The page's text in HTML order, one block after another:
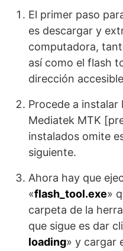
El primer paso
es descargar y
computadora,
así como el flash
dirección
Procede a instalar
Mediatek MTK
instalados omite
siguiente.
Ahora hay que
«flash_tool.exe»
carpeta de la
que sigue es dar
loading» y cargar